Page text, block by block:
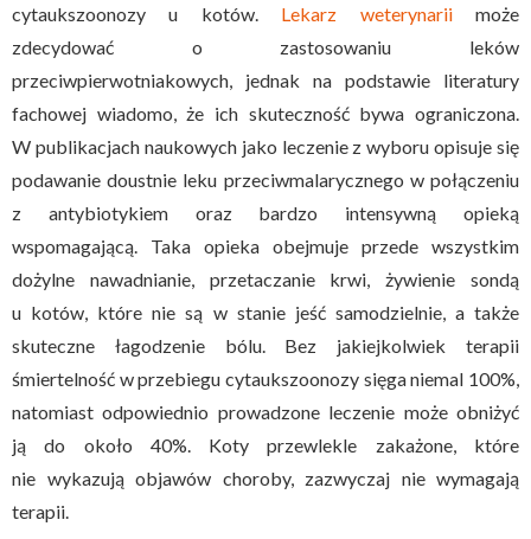
cytaukszoonozy u kotów. Lekarz weterynariimoże
zdecydować o zastosowaniu leków
przeciwpierwotniakowych, jednak na podstawie literatury
fachowej wiadomo, że ich skuteczność bywa ograniczona.
W publikacjach naukowych jako leczenie z wyboru opisuje się
podawanie doustnie leku przeciwmalarycznego w połączeniu
z antybiotykiem oraz bardzo intensywną opieką
wspomagającą. Taka opieka obejmuje przede wszystkim
dożylne nawadnianie, przetaczanie krwi, żywienie sondą
u kotów, które nie są w stanie jeść samodzielnie, a także
skuteczne łagodzenie bólu. Bez jakiejkolwiek terapii
śmiertelność w przebiegu cytaukszoonozy sięga niemal 100%,
natomiast odpowiednio prowadzone leczenie może obniżyć
ją do około 40%. Koty przewlekle zakażone, które
nie wykazują objawów choroby, zazwyczaj nie wymagają
terapii.